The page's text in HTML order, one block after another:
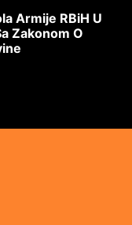
Armije RBiH U
Zakonom O